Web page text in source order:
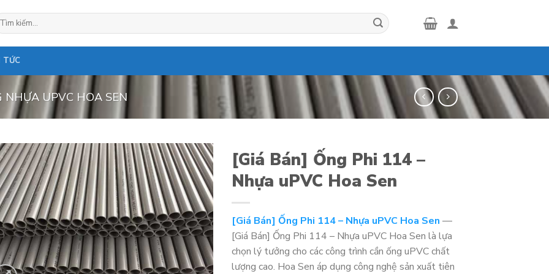
TỨC
NHỰA UPVC HOA SEN
[Giá Bán] Ống Phi 114 –
Nhựa uPVC Hoa Sen
[Giá Bán] Ống Phi 114 – Nhựa uPVC Hoa Sen —
[Giá Bán] Ống Phi 114 – Nhựa uPVC Hoa Sen là lựa
chọn lý tưởng cho các công trình cần ống uPVC chất
lượng cao. Hoa Sen áp dụng công nghệ sản xuất tiên